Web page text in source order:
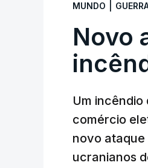
MUNDO
Novo
Um
comércio
novo
ucranianos